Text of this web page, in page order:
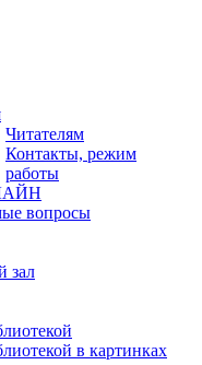
Читателям
Контакты, режим
работы
вопросы
зал
в картинках